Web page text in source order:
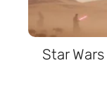
Star